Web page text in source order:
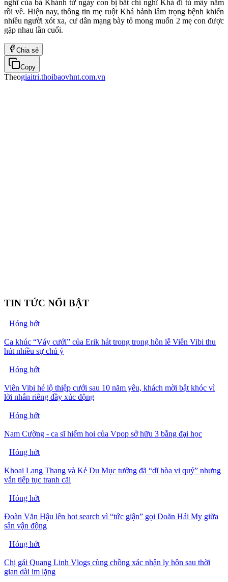
nghĩ của bà Khánh từ ngày con bị bắt chỉ nghĩ Khá đi tù mấy năm
rồi về. Hiện nay, thông tin mẹ ruột Khá bảnh lâm trọng bệnh khiến
nhiều người xót xa, cư dân mạng bày tỏ mong muốn 2 mẹ con được
gặp nhau lần cuối.
Chia sẻ
Copy
Theogiaitri.thoibaovhnt.com.vn
TIN TỨC NỔI BẬT
Hóng hớt
Ca khúc “Váy cưới” của Erik hát trong trong hôn lễ Viên Vibi thu
hút nhiều sự chú ý
Hóng hớt
Viên Vibi hé lộ thiệp cưới sau 10 năm yêu, khách mời bật khóc vì
lời nhắn riêng đầy xúc động
Hóng hớt
Nam Cường - ca sĩ hiếm hoi của Vpop sở hữu 3 bằng đại học
Hóng hớt
Khoai Lang Thang và Kẻ Du Mục tưởng đã “dĩ hòa vi quý” nhưng
vẫn tiếp tục tranh cãi
Hóng hớt
Đoàn Văn Hậu lên hot search vì “tức giận” gọi Doãn Hải My giữa
sân vận động
Hóng hớt
Chị gái Quang Linh Vlogs cùng chồng xác nhận ly hôn sau thời
gian dài im lặng